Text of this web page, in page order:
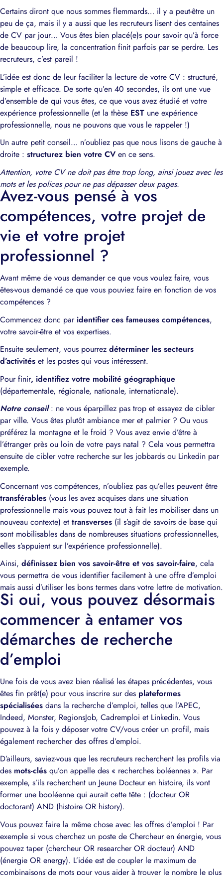
Certains diront que nous sommes flemmards… il y a peut-être un
peu de ça, mais il y a aussi que les recruteurs lisent des centaines
de CV par jour… Vous êtes bien placé(e)s pour savoir qu’à force
de beaucoup lire, la concentration finit parfois par se perdre. Les
recruteurs, c’est pareil !
L’idée est donc de leur faciliter la lecture de votre CV : structuré,
simple et efficace. De sorte qu’en 40 secondes, ils ont une vue
d’ensemble de qui vous êtes, ce que vous avez étudié et votre
expérience professionnelle (et la thèse EST une expérience
professionnelle, nous ne pouvons que vous le rappeler !)
Un autre petit conseil… n’oubliez pas que nous lisons de gauche à
droite : structurez bien votre CV en ce sens.
Attention, votre CV ne doit pas être trop long, ainsi jouez avec les
mots et les polices pour ne pas dépasser deux pages.
Avez-vous pensé à vos
compétences, votre projet de
vie et votre projet
professionnel ?
Avant même de vous demander ce que vous voulez faire, vous
êtes-vous demandé ce que vous pouviez faire en fonction de vos
compétences ?
Commencez donc par identifier ces fameuses compétences,
votre savoir-être et vos expertises.
Ensuite seulement, vous pourrez déterminer les secteurs
d’activités et les postes qui vous intéressent.
Pour finir, identifiez votre mobilité géographique
(départementale, régionale, nationale, internationale).
Notre conseil: ne vous éparpillez pas trop et essayez de cibler
par ville. Vous êtes plutôt ambiance mer et palmier ? Ou vous
préférez la montagne et le froid ? Vous avez envie d’être à
l’étranger près ou loin de votre pays natal ? Cela vous permettra
ensuite de cibler votre recherche sur les jobbards ou Linkedin par
exemple.
Concernant vos compétences, n’oubliez pas qu’elles peuvent être
transférables (vous les avez acquises dans une situation
professionnelle mais vous pouvez tout à fait les mobiliser dans un
nouveau contexte) et transverses (il s’agit de savoirs de base qui
sont mobilisables dans de nombreuses situations professionnelles,
elles s’appuient sur l’expérience professionnelle).
Ainsi, définissez bien vos savoir-être et vos savoir-faire, cela
vous permettra de vous identifier facilement à une offre d’emploi
mais aussi d’utiliser les bons termes dans votre lettre de motivation.
Si oui, vous pouvez désormais
commencer à entamer vos
démarches de recherche
d’emploi
Une fois de vous avez bien réalisé les étapes précédentes, vous
êtes fin prêt(e) pour vous inscrire sur des plateformes
spécialisées dans la recherche d’emploi, telles que l’APEC,
Indeed, Monster, RegionsJob, Cadremploi et Linkedin. Vous
pouvez à la fois y déposer votre CV/vous créer un profil, mais
également rechercher des offres d’emploi.
D’ailleurs, saviez-vous que les recruteurs recherchent les profils via
des mots-clés qu’on appelle des « recherches boléennes ». Par
exemple, s’ils recherchent un Jeune Docteur en histoire, ils vont
former une booléenne qui aurait cette tête : (docteur OR
doctorant) AND (histoire OR history).
Vous pouvez faire la même chose avec les offres d’emploi ! Par
exemple si vous cherchez un poste de Chercheur en énergie, vous
pouvez taper (chercheur OR researcher OR docteur) AND
(énergie OR energy). L’idée est de coupler le maximum de
combinaisons de mots pour vous aider à trouver le nombre le plus